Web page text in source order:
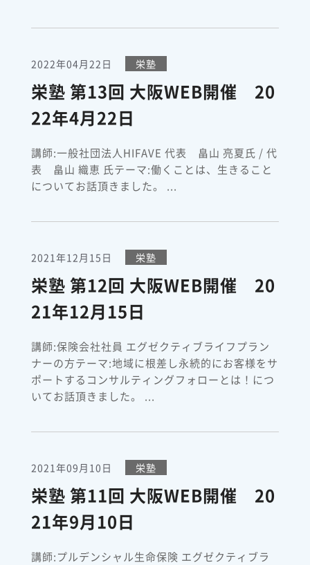
2022年04月22日 栄塾
栄塾 第13回 大阪WEB開催 20
22年4月22日
講師:一般社団法人HIFAVE 代表 畠山 亮夏氏 / 代
表 畠山 織恵 氏テーマ:働くことは、生きること
についてお話頂きました。 ...
2021年12月15日 栄塾
栄塾 第12回 大阪WEB開催 20
21年12月15日
講師:保険会社社員 エグゼクティブライフプラン
ナーの方テーマ:地域に根差し永続的にお客様をサ
ポートするコンサルティングフォローとは！につ
いてお話頂きました。 ...
2021年09月10日 栄塾
栄塾 第11回 大阪WEB開催 20
21年9月10日
講師:プルデンシャル生命保険 エグゼクティブラ